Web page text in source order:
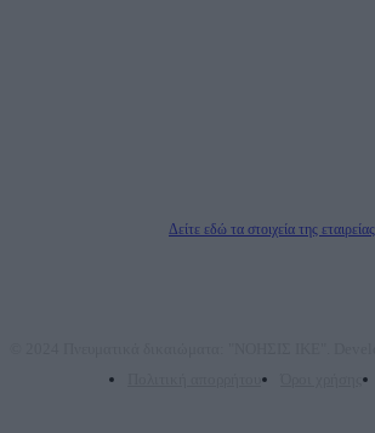
Δείτε εδώ τα στοιχεία της εταιρείας